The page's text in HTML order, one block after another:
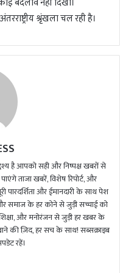
श्रृंखला चल रही है।
है आपको सही और निष्पक्ष खबरों से
ताजा खबरें, विशेष रिपोर्ट, और
पारदर्शिता और ईमानदारी के साथ पेश
समाज के हर कोने से जुड़ी सच्चाई को
और मनोरंजन से जुड़ी हर खबर के
की ज़िद, हर सच के साथ! सब्सक्राइब
रहें।